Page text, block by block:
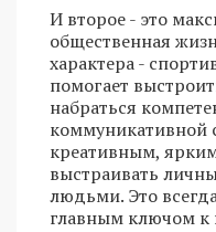
И второе - это
общественная
характера -
помогает
набраться
коммуникативной
креативным,
выстраивать
людьми. Это
главным ключом к